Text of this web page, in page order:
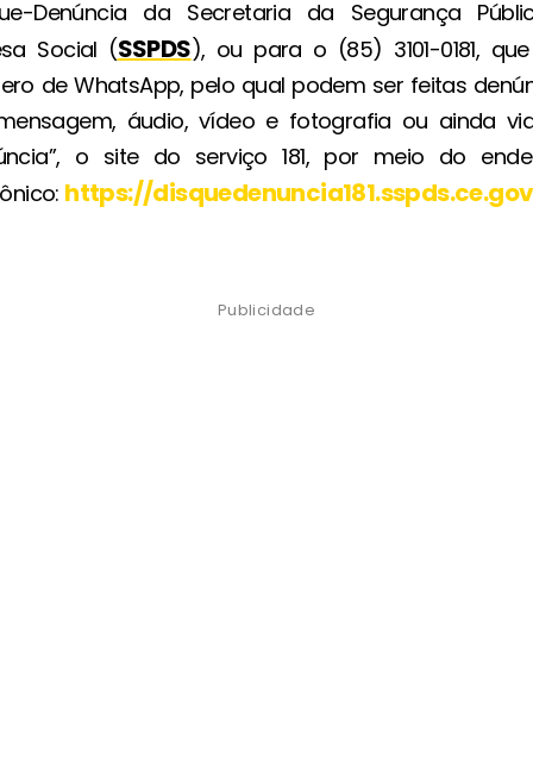
Denúncia da Secretaria da Segurança
Social (SSPDS), ou para o (85) 3101-0181,
de WhatsApp, pelo qual podem ser feitas
áudio, vídeo e fotografia ou ainda
o site do serviço 181, por meio do
https://
Publicidade